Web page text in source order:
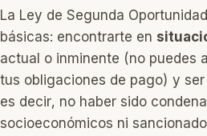
La Ley de Segunda
básicas: encontrarte en
actual o inminente (no puedes
tus obligaciones de pago) y ser
es decir, no haber sido
socioeconómicos ni